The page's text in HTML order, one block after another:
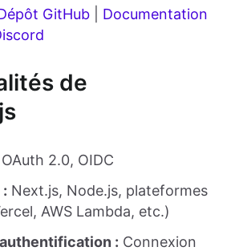
GitHub
Documentation
de
OAuth 2.0, OIDC
Next.js, Node.js, plateformes
AWS Lambda, etc.)
: Connexion